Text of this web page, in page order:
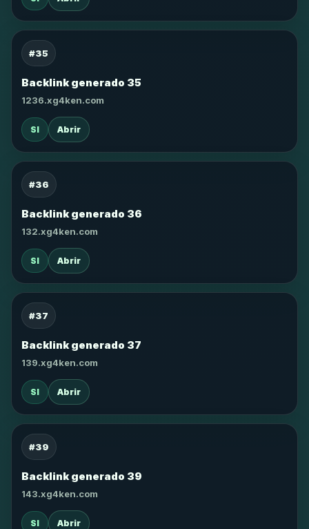
#35
Backlink generado 35
1236.xg4ken.com
SI Abrir
#36
Backlink generado 36
132.xg4ken.com
SI Abrir
#37
Backlink generado 37
139.xg4ken.com
SI Abrir
#39
Backlink generado 39
143.xg4ken.com
SI Abrir